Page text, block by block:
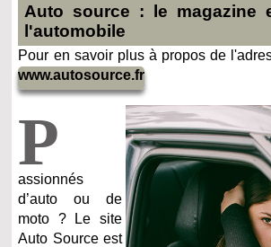
Auto source : le magazine
l'automobile
Pour en savoir plus à propos de
www.autosource.fr
P
assionnés
d’auto ou de
moto ? Le site
Auto Source est